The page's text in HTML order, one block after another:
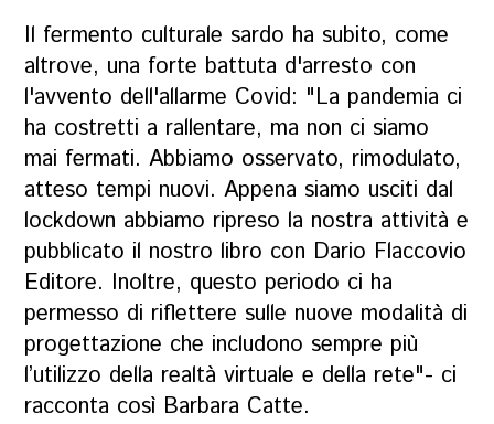
Il fermento culturale sardo ha subito, come
altrove, una forte battuta d'arresto con
l'avvento dell'allarme Covid: "La pandemia ci
ha costretti a rallentare, ma non ci siamo
mai fermati. Abbiamo osservato, rimodulato,
atteso tempi nuovi. Appena siamo usciti dal
lockdown abbiamo ripreso la nostra attività e
pubblicato il nostro libro con Dario Flaccovio
Editore. Inoltre, questo periodo ci ha
permesso di riflettere sulle nuove modalità di
progettazione che includono sempre più
l’utilizzo della realtà virtuale e della rete"- ci
racconta così Barbara Catte.